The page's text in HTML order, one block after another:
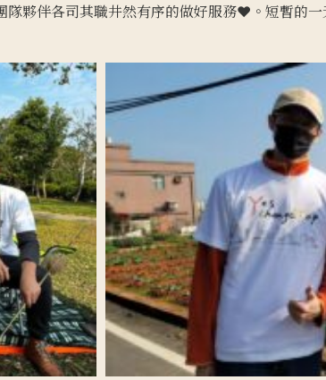
夥伴各司其職井然有序的做好服務❤️。短暫的一